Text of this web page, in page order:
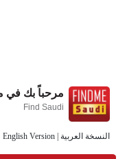
النسخة العربية English Version
مرحباً بك في
Find Saudi